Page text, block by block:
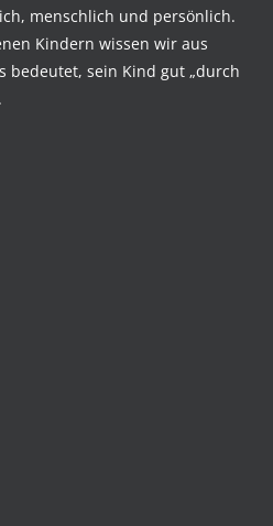
menschlich und persönlich.
Kindern wissen wir aus
bedeutet, sein Kind gut „durch